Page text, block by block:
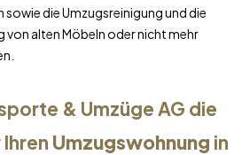
die Umzugsreinigung und die
alten Möbeln oder nicht mehr
& Umzüge AG die
Umzugswohnung in